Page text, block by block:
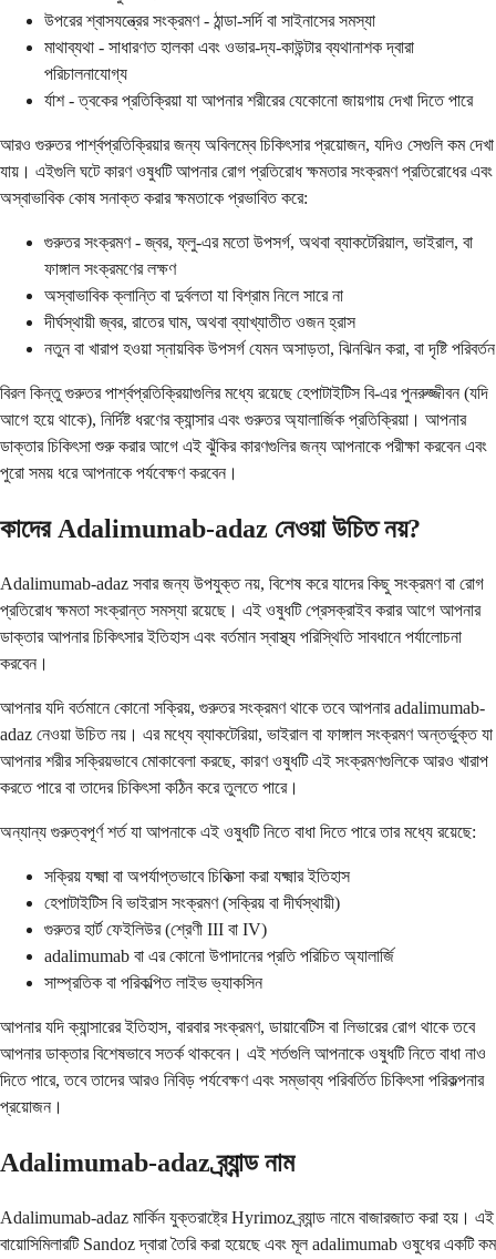
উপরের শ্বাসযন্ত্রের সংক্রমণ - ঠান্ডা-সর্দি বা সাইনাসের সমস্যা
মাথাব্যথা - সাধারণত হালকা এবং ওভার-দ্য-কাউন্টার ব্যথানাশক দ্বারা
পরিচালনাযোগ্য
র্যাশ - ত্বকের প্রতিক্রিয়া যা আপনার শরীরের যেকোনো জায়গায় দেখা দিতে পারে
আরও গুরুতর পার্শ্বপ্রতিক্রিয়ার জন্য অবিলম্বে চিকিৎসার প্রয়োজন, যদিও সেগুলি কম দেখা
যায়। এইগুলি ঘটে কারণ ওষুধটি আপনার রোগ প্রতিরোধ ক্ষমতার সংক্রমণ প্রতিরোধের এবং
অস্বাভাবিক কোষ সনাক্ত করার ক্ষমতাকে প্রভাবিত করে:
গুরুতর সংক্রমণ - জ্বর, ফ্লু-এর মতো উপসর্গ, অথবা ব্যাকটেরিয়াল, ভাইরাল, বা
ফাঙ্গাল সংক্রমণের লক্ষণ
অস্বাভাবিক ক্লান্তি বা দুর্বলতা যা বিশ্রাম নিলে সারে না
দীর্ঘস্থায়ী জ্বর, রাতের ঘাম, অথবা ব্যাখ্যাতীত ওজন হ্রাস
নতুন বা খারাপ হওয়া স্নায়বিক উপসর্গ যেমন অসাড়তা, ঝিনঝিন করা, বা দৃষ্টি পরিবর্তন
বিরল কিন্তু গুরুতর পার্শ্বপ্রতিক্রিয়াগুলির মধ্যে রয়েছে হেপাটাইটিস বি-এর পুনরুজ্জীবন (যদি
আগে হয়ে থাকে), নির্দিষ্ট ধরণের ক্যান্সার এবং গুরুতর অ্যালার্জিক প্রতিক্রিয়া। আপনার
ডাক্তার চিকিৎসা শুরু করার আগে এই ঝুঁকির কারণগুলির জন্য আপনাকে পরীক্ষা করবেন এবং
পুরো সময় ধরে আপনাকে পর্যবেক্ষণ করবেন।
কাদের Adalimumab-adaz নেওয়া উচিত নয়?
Adalimumab-adaz সবার জন্য উপযুক্ত নয়, বিশেষ করে যাদের কিছু সংক্রমণ বা রোগ
প্রতিরোধ ক্ষমতা সংক্রান্ত সমস্যা রয়েছে। এই ওষুধটি প্রেসক্রাইব করার আগে আপনার
ডাক্তার আপনার চিকিৎসার ইতিহাস এবং বর্তমান স্বাস্থ্য পরিস্থিতি সাবধানে পর্যালোচনা
করবেন।
আপনার যদি বর্তমানে কোনো সক্রিয়, গুরুতর সংক্রমণ থাকে তবে আপনার adalimumab-
adaz নেওয়া উচিত নয়। এর মধ্যে ব্যাকটেরিয়া, ভাইরাল বা ফাঙ্গাল সংক্রমণ অন্তর্ভুক্ত যা
আপনার শরীর সক্রিয়ভাবে মোকাবেলা করছে, কারণ ওষুধটি এই সংক্রমণগুলিকে আরও খারাপ
করতে পারে বা তাদের চিকিৎসা কঠিন করে তুলতে পারে।
অন্যান্য গুরুত্বপূর্ণ শর্ত যা আপনাকে এই ওষুধটি নিতে বাধা দিতে পারে তার মধ্যে রয়েছে:
সক্রিয় যক্ষ্মা বা অপর্যাপ্তভাবে চিকিত্সা করা যক্ষ্মার ইতিহাস
হেপাটাইটিস বি ভাইরাস সংক্রমণ (সক্রিয় বা দীর্ঘস্থায়ী)
গুরুতর হার্ট ফেইলিউর (শ্রেণী III বা IV)
adalimumab বা এর কোনো উপাদানের প্রতি পরিচিত অ্যালার্জি
সাম্প্রতিক বা পরিকল্পিত লাইভ ভ্যাকসিন
আপনার যদি ক্যান্সারের ইতিহাস, বারবার সংক্রমণ, ডায়াবেটিস বা লিভারের রোগ থাকে তবে
আপনার ডাক্তার বিশেষভাবে সতর্ক থাকবেন। এই শর্তগুলি আপনাকে ওষুধটি নিতে বাধা নাও
দিতে পারে, তবে তাদের আরও নিবিড় পর্যবেক্ষণ এবং সম্ভাব্য পরিবর্তিত চিকিৎসা পরিকল্পনার
প্রয়োজন।
Adalimumab-adaz ব্র্যান্ড নাম
Adalimumab-adaz মার্কিন যুক্তরাষ্ট্রে Hyrimoz ব্র্যান্ড নামে বাজারজাত করা হয়। এই
বায়োসিমিলারটি Sandoz দ্বারা তৈরি করা হয়েছে এবং মূল adalimumab ওষুধের একটি কম